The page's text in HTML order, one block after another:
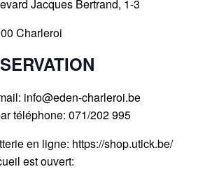
Jacques Bertrand, 1-3
Charleroi
info@eden-charleroi.be
téléphone: 071/202 995
en ligne: https://shop.utick.be/
est ouvert: